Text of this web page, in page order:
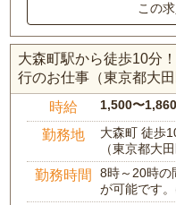
この
大森町駅から徒歩10分
行のお仕事（東京都大田
時給 1,500〜
勤務地
大森町 徒歩
（東京都大
勤務時間
8時～20時の
が可能です